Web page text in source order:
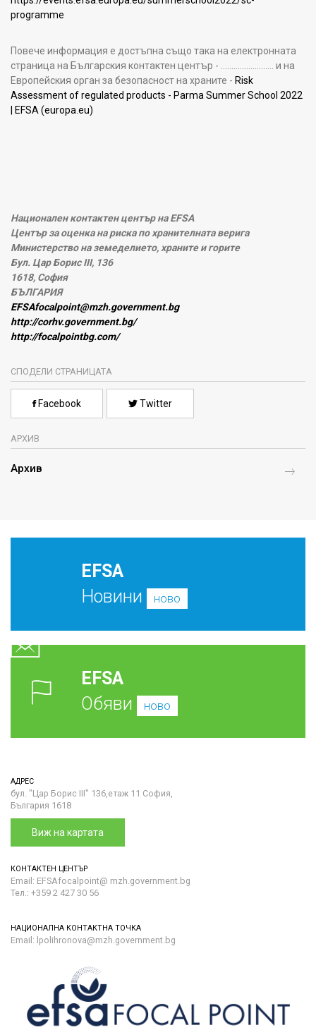
programme
Повече информация е достъпна също така на електронната
страница на Българския контактен център - ……………………. и на
Европейския орган за безопасност на храните - Risk
Assessment of regulated products - Parma Summer School 2022
| EFSA (europa.eu)
Национален контактен център на EFSA
Център за оценка на риска по хранителната верига
Министерство на земеделието, храните и горите
Бул. Цар Борис III, 136
1618, София
БЪЛГАРИЯ
EFSAfocalpoint@mzh.government.bg
http://corhv.government.bg/
http://focalpointbg.com/
СПОДЕЛИ СТРАНИЦАТА
Facebook Twitter
АРХИВ
Архив
EFSA
Новини
ново
EFSA
Обяви
ново
АДРЕС
бул. "Цар Борис III" 136,етаж 11 София,
България 1618
Виж на картата
КОНТАКТЕН ЦЕНТЪР
Email: EFSAfocalpoint@ mzh.government.bg
Тел.: +359 2 427 30 56
НАЦИОНАЛНА КОНТАКТНА ТОЧКА
Email: lpolihronova@mzh.government.bg